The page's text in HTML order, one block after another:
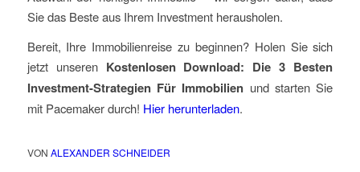
Sie das Beste aus Ihrem Investment herausholen.
Bereit, Ihre Immobilienreise zu beginnen? Holen Sie sich
jetzt unseren Kostenlosen Download: Die 3 Besten
Investment-Strategien Für Immobilien und starten Sie
mit Pacemaker durch! Hier herunterladen.
VON ALEXANDER SCHNEIDER